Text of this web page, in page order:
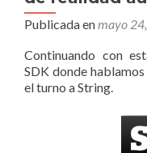
Publicada enmayo
Continuando con
SDK donde
el turno a String.